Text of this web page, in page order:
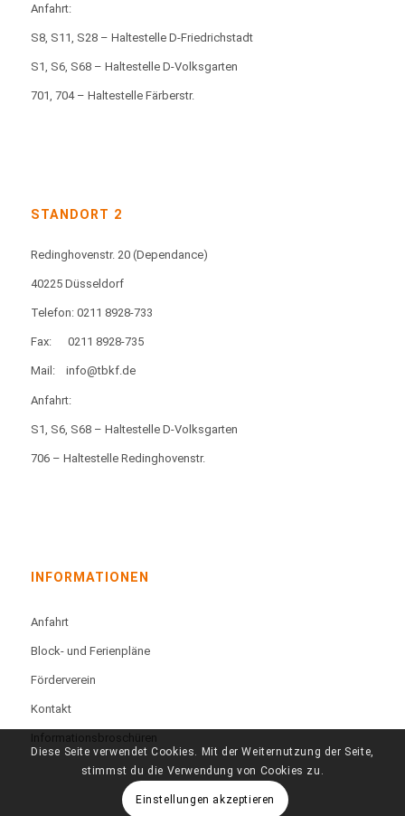
Anfahrt:
S8, S11, S28 – Haltestelle D-Friedrichstadt
S1, S6, S68 – Haltestelle D-Volksgarten
701, 704 – Haltestelle Färberstr.
STANDORT 2
Redinghovenstr. 20 (Dependance)
40225 Düsseldorf
Telefon: 0211 8928-733
Fax: 0211 8928-735
Mail: info@tbkf.de
Anfahrt:
S1, S6, S68 – Haltestelle D-Volksgarten
706 – Haltestelle Redinghovenstr.
INFORMATIONEN
Anfahrt
Block- und Ferienpläne
Förderverein
Kontakt
Informationsbroschüren
Diese Seite verwendet Cookies. Mit der Weiternutzung der Seite,
stimmst du die Verwendung von Cookies zu.
Einstellungen akzeptieren